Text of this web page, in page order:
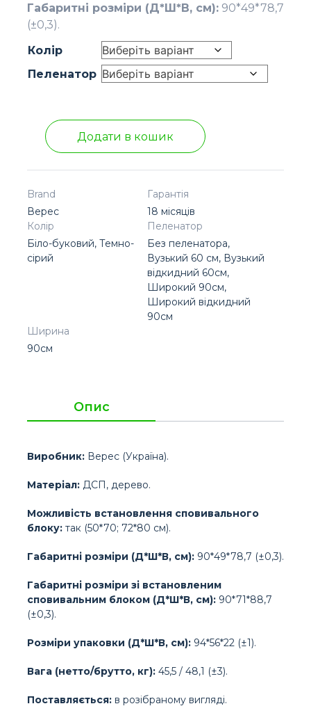
Габаритні розміри (Д*Ш*В, см): 90*49*78,7
(±0,3).
Колір
Пеленатор
Додати в кошик
Brand
Верес
Гарантія
18 місяців
Колір
Біло-буковий, Темно-
сірий
Пеленатор
Без пеленатора,
Вузький 60 см, Вузький
відкидний 60см,
Широкий 90см,
Широкий відкидний
90см
Ширина
90см
Опис
Виробник: Верес (Україна).
Матеріал: ДСП, дерево.
Можливість встановлення сповивального
блоку: так (50*70; 72*80 см).
Габаритні розміри (Д*Ш*В, см): 90*49*78,7 (±0,3).
Габаритні розміри зі встановленим
сповивальним блоком (Д*Ш*В, см): 90*71*88,7
(±0,3).
Розміри упаковки (Д*Ш*В, см): 94*56*22 (±1).
Вага (нетто/брутто, кг): 45,5 / 48,1 (±3).
Поставляється: в розібраному вигляді.